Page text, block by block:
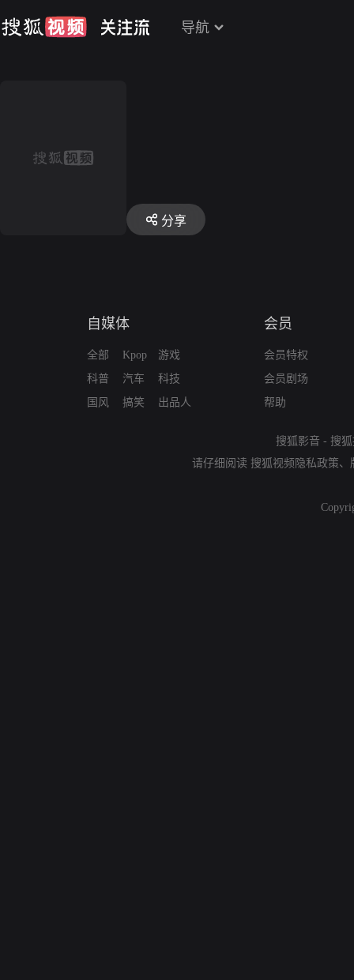
导航
分享
自媒体
全部
科普
国风
Kpop
汽车
搞笑
游戏
科技
出品人
会员
会员特权
会员剧场
帮助
搜狐影音 - 搜
请仔细阅读 搜狐视频隐私政策、